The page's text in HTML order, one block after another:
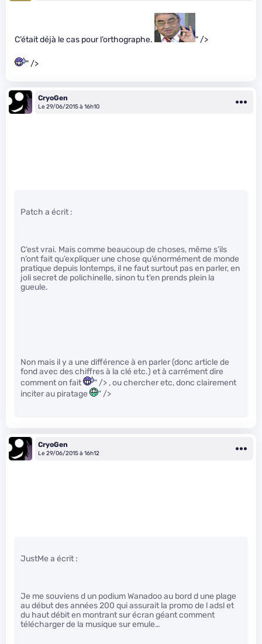
C’était déjà le cas pour l’orthographe. " />
" />
CryoGen
Le 29/06/2015 à 16h10
Patch a écrit :
C’est vrai. Mais comme beaucoup de choses, même s’ils
n’ont fait qu’expliquer une chose qu’énormément de monde
pratique depuis lontemps, il ne faut surtout pas en parler, en
joli secret de polichinelle, sinon tu t’en prends plein la
gueule.
Non mais il y a une différence à en parler (donc article de
fond avec des chiffres à la clé etc.) et à carrément dire
comment on fait
" /> , ou chercher etc, donc clairement
inciter au piratage
" />
CryoGen
Le 29/06/2015 à 16h12
JustMe a écrit :
Je me souviens d un podium Wanadoo au bord d une plage
au début des années 200 qui assurait la promo de l adsl et
du haut débit en montrant sur écran géant comment
télécharger de la musique sur emule…